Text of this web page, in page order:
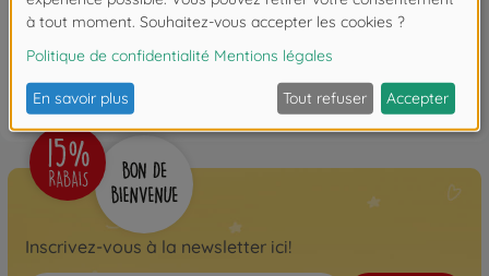
Les avis (1)
FAQ
Inscrivez-vous à la newsletter ici!